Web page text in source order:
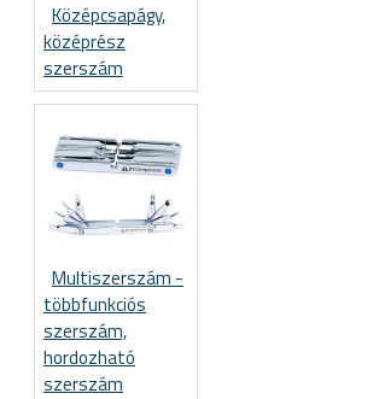
Középcsapágy,
középrész
szerszám
Multiszerszám -
többfunkciós
szerszám,
hordozható
szerszám